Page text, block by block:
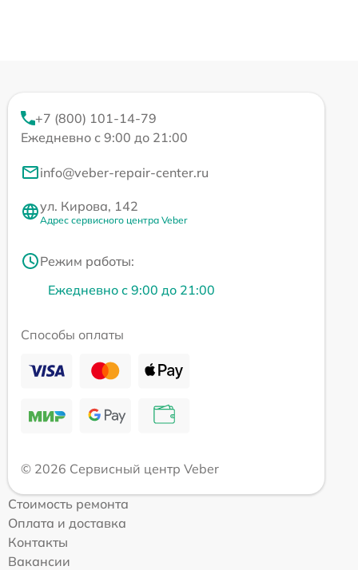
+7 (800) 101-14-79
Ежедневно с 9:00 до 21:00
info@veber-repair-center.ru
ул. Кирова, 142
Адрес сервисного центра Veber
Режим работы:
Ежедневно с 9:00 до 21:00
Способы оплаты
© 2026 Сервисный центр Veber
Стоимость ремонта
Оплата и доставка
Контакты
Вакансии